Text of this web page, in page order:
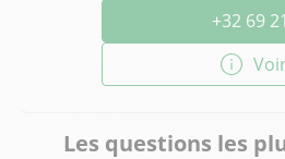
+32 69
Les questions les